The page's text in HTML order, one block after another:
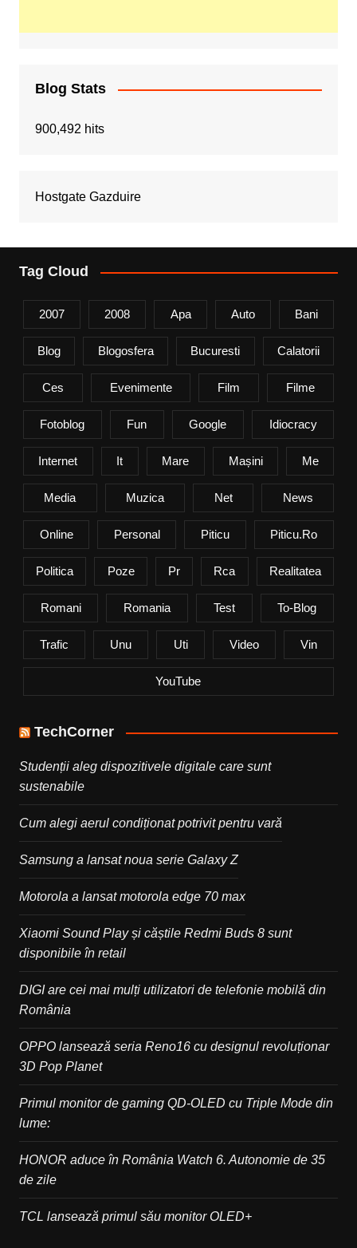
Blog Stats
900,492 hits
Hostgate Gazduire
Tag Cloud
2007 2008 Apa Auto Bani
Blog Blogosfera Bucuresti Calatorii
Ces Evenimente Film Filme
Fotoblog Fun Google Idiocracy
Internet It Mare Mașini Me
Media Muzica Net News
Online Personal Piticu Piticu.ro
Politica Poze Pr Rca Realitatea
Romani Romania Test To-Blog
Trafic Unu Uti Video Vin
YouTube
TechCorner
Studenții aleg dispozitivele digitale care sunt
sustenabile
Cum alegi aerul condiționat potrivit pentru vară
Samsung a lansat noua serie Galaxy Z
Motorola a lansat motorola edge 70 max
Xiaomi Sound Play și căștile Redmi Buds 8 sunt
disponibile în retail
DIGI are cei mai mulți utilizatori de telefonie mobilă din
România
OPPO lansează seria Reno16 cu designul revoluționar
3D Pop Planet
Primul monitor de gaming QD-OLED cu Triple Mode din
lume:
HONOR aduce în România Watch 6. Autonomie de 35
de zile
TCL lansează primul său monitor OLED+